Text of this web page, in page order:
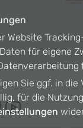
Website
für eigene
Sie ggf. in
für die